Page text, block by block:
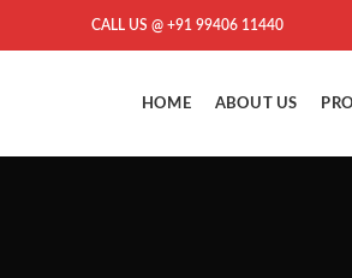
CALL US @ +91 99406 11440
HOME ABOUT US